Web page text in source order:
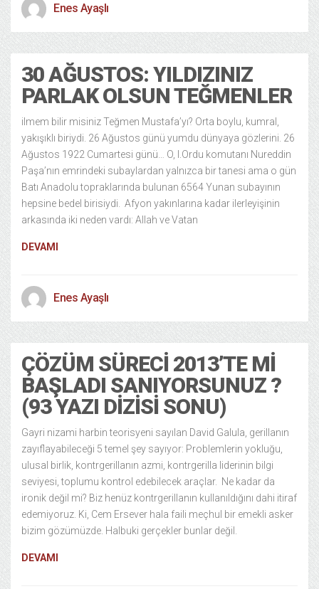
Enes Ayaşlı
30 AĞUSTOS: YILDIZINIZ
PARLAK OLSUN TEĞMENLER
ilmem bilir misiniz Teğmen Mustafa’yı? Orta boylu, kumral,
yakışıklı biriydi. 26 Ağustos günü yumdu dünyaya gözlerini. 26
Ağustos 1922 Cumartesi günü… O, I.Ordu komutanı Nureddin
Paşa’nın emrindeki subaylardan yalnızca bir tanesi ama o gün
Batı Anadolu topraklarında bulunan 6564 Yunan subayının
hepsine bedel birisiydi. Afyon yakınlarına kadar ilerleyişinin
arkasında iki neden vardı: Allah ve Vatan
DEVAMI
Enes Ayaşlı
ÇÖZÜM SÜRECI 2013’TE MI
BAŞLADI SANIYORSUNUZ ?
(93 YAZI DIZISI SONU)
Gayri nizami harbin teorisyeni sayılan David Galula, gerillanın
zayıflayabileceği 5 temel şey sayıyor: Problemlerin yokluğu,
ulusal birlik, kontrgerillanın azmi, kontrgerilla liderinin bilgi
seviyesi, toplumu kontrol edebilecek araçlar. Ne kadar da
ironik değil mi? Biz henüz kontrgerillanın kullanıldığını dahi itiraf
edemiyoruz. Ki, Cem Ersever hala faili meçhul bir emekli asker
bizim gözümüzde. Halbuki gerçekler bunlar değil.
DEVAMI